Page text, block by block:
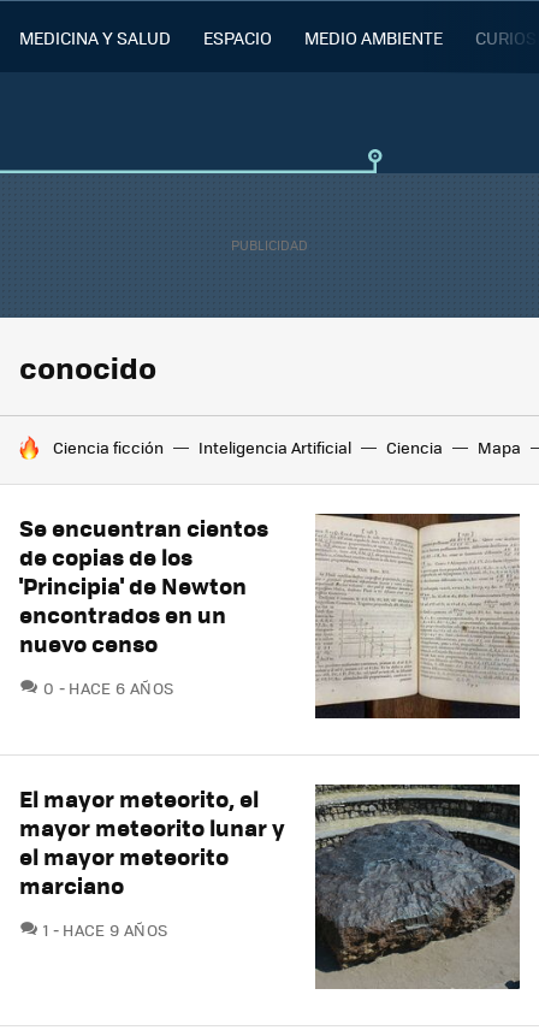
MEDICINA Y SALUD ESPACIO MEDIO AMBIENTE
conocido
HOY SE HABLA DE
Ciencia ficción Inteligencia Artificial Ciencia Mapa
Se encuentran cientos
de copias de los
'Principia' de Newton
encontrados en un
nuevo censo
0 COMENTARIOS
HACE 6 AÑOS
El mayor meteorito, el
mayor meteorito lunar y
el mayor meteorito
marciano
1 COMENTARIOS
HACE 9 AÑOS